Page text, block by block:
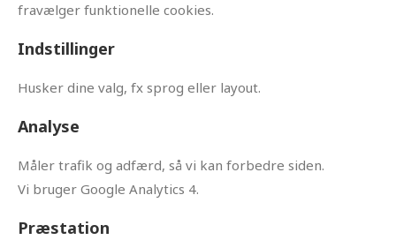
fravælger funktionelle cookies.
Indstillinger
Husker dine valg, fx sprog eller layout.
Analyse
Måler trafik og adfærd, så vi kan forbedre siden.
Vi bruger Google Analytics 4.
Præstation